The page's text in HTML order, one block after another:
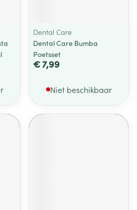
Dental Care
Dental Care Bumba
Poetsset
€ 7,99
Niet beschikbaar